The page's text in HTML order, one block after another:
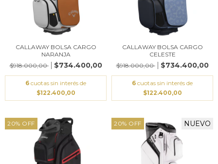
CALLAWAY BOLSA CARGO
NARANJA
$918.000,00
$734.400,00
6 cuotas sin interés de
$122.400,00
CALLAWAY BOLSA CARGO
CELESTE
$918.000,00
$734.400,00
6 cuotas sin interés de
$122.400,00
20% OFF 20% OFF NUEVO